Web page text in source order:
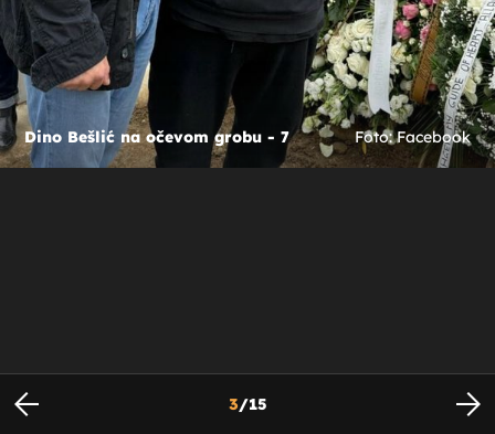
Dino Bešlić na očevom grobu - 7 Foto: Facebook
3/15